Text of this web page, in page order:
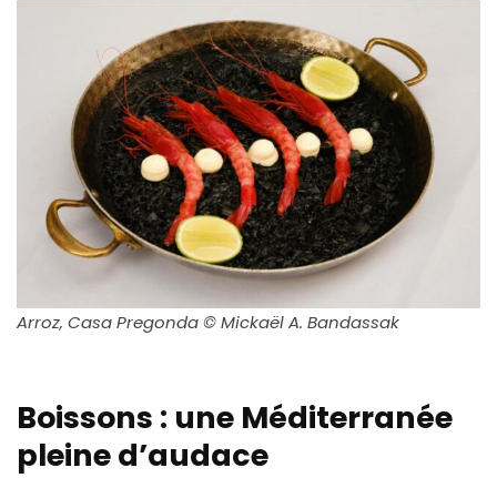
Arroz, Casa Pregonda © Mickaël A. Bandassak
Boissons : une Méditerranée
pleine d’audace